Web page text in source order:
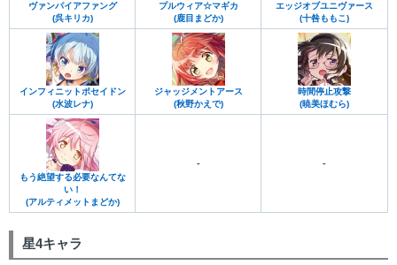
ヴァンパイアファング
(呉キリカ)
プルウィア☆マギカ
(鹿目まどか)
エッジオブユニヴァース
(十咎ももこ)
インフィニットポセイドン
(水波レナ)
ジャッジメントアース
(秋野かえで)
時間停止攻撃
(暁美ほむら)
もう絶望する必要なんてな
い！
(アルティメットまどか)
- -
星4キャラ